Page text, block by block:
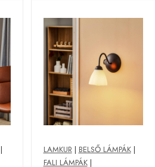
|
LAMKUR| BELSŐ LÁMPÁK|
FALI LÁMPÁK|